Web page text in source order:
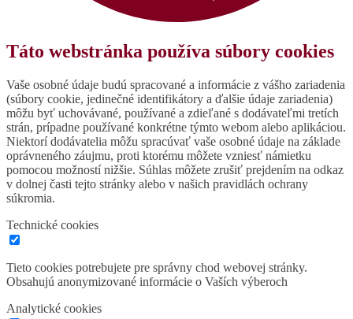
Táto webstránka používa súbory cookies
Vaše osobné údaje budú spracované a informácie z vášho zariadenia
(súbory cookie, jedinečné identifikátory a ďalšie údaje zariadenia)
môžu byť uchovávané, používané a zdieľané s dodávateľmi tretích
strán, prípadne používané konkrétne týmto webom alebo aplikáciou.
Niektorí dodávatelia môžu spracúvať vaše osobné údaje na základe
oprávneného záujmu, proti ktorému môžete vzniesť námietku
pomocou možností nižšie. Súhlas môžete zrušiť prejdením na odkaz
v dolnej časti tejto stránky alebo v našich pravidlách ochrany
súkromia.
Technické cookies
Tieto cookies potrebujete pre správny chod webovej stránky.
Obsahujú anonymizované informácie o Vaších výberoch
Analytické cookies